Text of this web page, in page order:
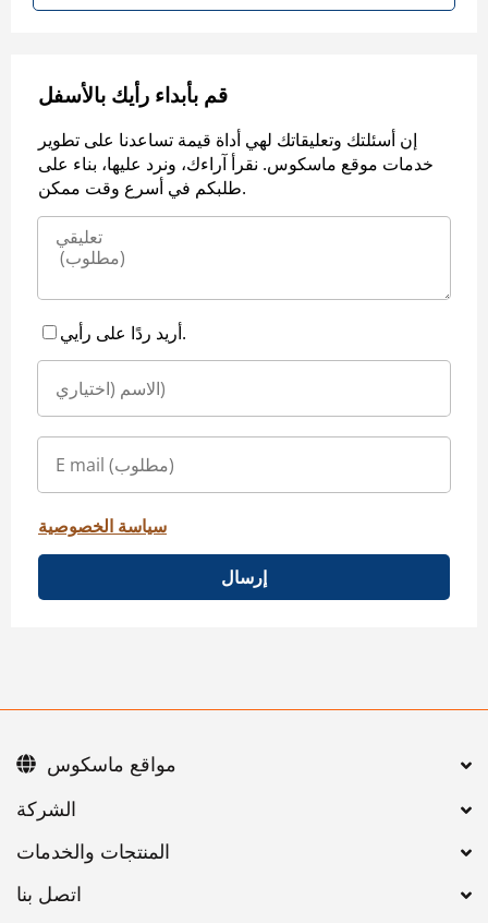
قم بأبداء رأيك بالأسفل
إن أسئلتك وتعليقاتك لهي أداة قيمة تساعدنا على تطوير
خدمات موقع ماسكوس. نقرأ آراءك، ونرد عليها، بناء على
طلبكم في أسرع وقت ممكن.
أريد ردًا على رأيي.
سياسة الخصوصية
إرسال
اتصل بنا
مواقع ماسكوس